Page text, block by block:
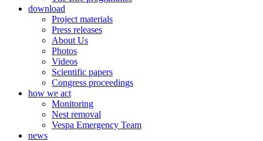
download
Project materials
Press releases
About Us
Photos
Videos
Scientific papers
Congress proceedings
how we act
Monitoring
Nest removal
Vespa Emergency Team
news